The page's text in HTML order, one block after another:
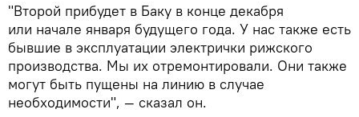
"Второй прибудет в Баку в конце декабря
или начале января будущего года. У нас также есть
бывшие в эксплуатации электрички рижского
производства. Мы их отремонтировали. Они также
могут быть пущены на линию в случае
необходимости", — сказал он.